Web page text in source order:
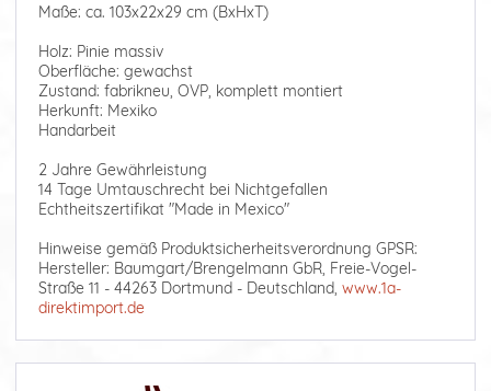
Maße: ca. 103x22x29 cm (BxHxT)
Holz: Pinie massiv
Oberfläche: gewachst
Zustand: fabrikneu, OVP, komplett montiert
Herkunft: Mexiko
Handarbeit
2 Jahre Gewährleistung
14 Tage Umtauschrecht bei Nichtgefallen
Echtheitszertifikat "Made in Mexico"
Hinweise gemäß Produktsicherheitsverordnung GPSR:
Hersteller: Baumgart/Brengelmann GbR, Freie-Vogel-
Straße 11 - 44263 Dortmund - Deutschland, www.1a-
direktimport.de